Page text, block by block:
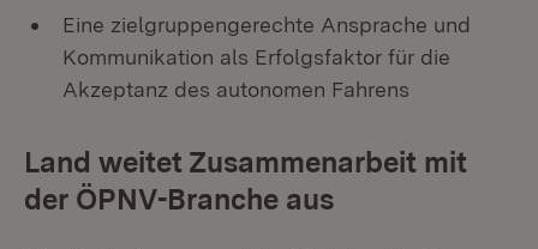
Eine zielgruppengerechte Ansprache und
Kommunikation als Erfolgsfaktor für die
Akzeptanz des autonomen Fahrens
Land weitet Zusammenarbeit mit
der ÖPNV-Branche aus